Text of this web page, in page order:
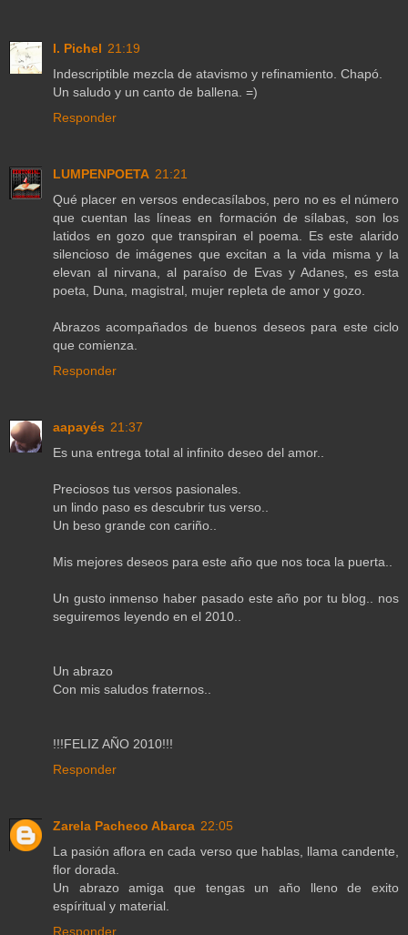
I. Pichel 21:19
Indescriptible mezcla de atavismo y refinamiento. Chapó.
Un saludo y un canto de ballena. =)
Responder
LUMPENPOETA 21:21
Qué placer en versos endecasílabos, pero no es el número
que cuentan las líneas en formación de sílabas, son los
latidos en gozo que transpiran el poema. Es este alarido
silencioso de imágenes que excitan a la vida misma y la
elevan al nirvana, al paraíso de Evas y Adanes, es esta
poeta, Duna, magistral, mujer repleta de amor y gozo.
Abrazos acompañados de buenos deseos para este ciclo
que comienza.
Responder
aapayés 21:37
Es una entrega total al infinito deseo del amor..
Preciosos tus versos pasionales.
un lindo paso es descubrir tus verso..
Un beso grande con cariño..
Mis mejores deseos para este año que nos toca la puerta..
Un gusto inmenso haber pasado este año por tu blog.. nos
seguiremos leyendo en el 2010..
Un abrazo
Con mis saludos fraternos..
!!!FELIZ AÑO 2010!!!
Responder
Zarela Pacheco Abarca 22:05
La pasión aflora en cada verso que hablas, llama candente,
flor dorada.
Un abrazo amiga que tengas un año lleno de exito
espíritual y material.
Responder